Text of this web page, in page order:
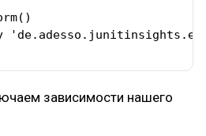
зависимости нашего